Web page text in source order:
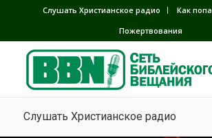
Слушать Христианское радио
Как
Пожертвования
Слушать Христианское радио